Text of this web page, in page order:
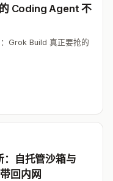
Coding Agent 不
Grok Build 真正要抢的
自托管沙箱与
回内网